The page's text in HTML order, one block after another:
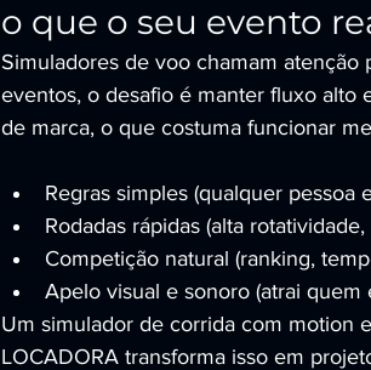
o que o seu evento
Simuladores de voo chamam
eventos, o desafio é manter fluxo alto
de marca, o que costuma funcionar
Regras simples (qualquer pessoa
Rodadas rápidas (alta
Competição natural (ranking,
Apelo visual e sonoro (atrai quem
Um simulador de corrida com motion
LOCADORA transforma isso em